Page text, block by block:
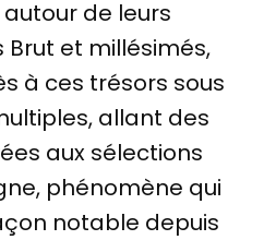
de leurs
et millésimés,
à ces trésors sous
allant des
aux sélections
phénomène qui
notable depuis